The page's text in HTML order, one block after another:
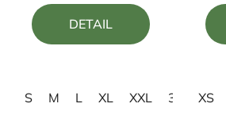
5,0
z
DETAIL
S M L XL XXL 3XL XS